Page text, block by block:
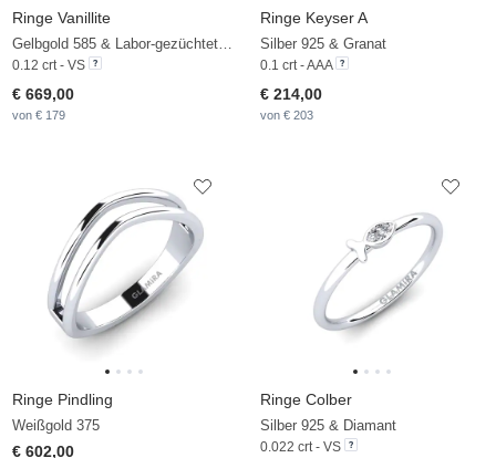
Ringe Vanillite
0.12 crt - VS
€ 669,00
von € 179
Ringe Keyser A
Silber 925 & Granat
0.1 crt - AAA
€ 214,00
von € 203
Ringe Pindling
Weißgold 375
€ 602,00
Ringe Colber
Silber 925 & Diamant
0.022 crt - VS